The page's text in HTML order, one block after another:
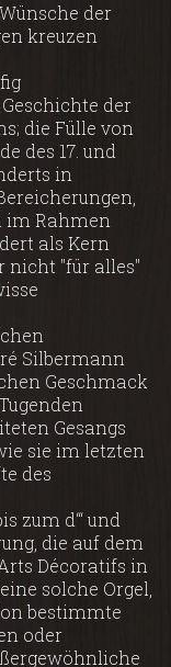
der
kreuzen
der
die Fülle von
des 17. und
in
im Rahmen
als Kern
nicht "für alles"
Silbermann
Geschmack
Gesangs
sie im letzten
des
d‘‘‘ und
die auf dem
Décoratifs in
solche Orgel,
bestimmte
oder